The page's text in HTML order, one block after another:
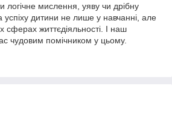
логічне мислення, уяву чи дрібну
успіху дитини не лише у навчанні, але
сферах життєдіяльності. І наш
чудовим помічником у цьому.